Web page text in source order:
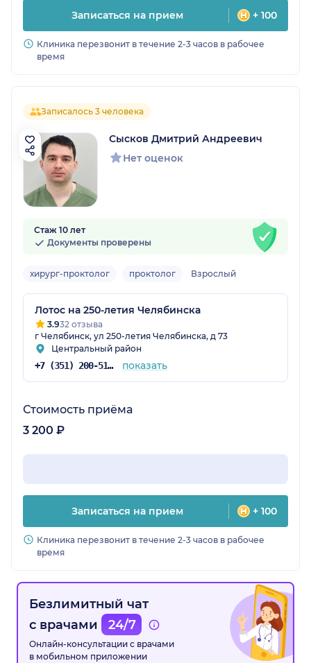
Записаться на прием + 100
Клиника перезвонит в течение 2-3 часов в рабочее
время
Записалось 3 человека
Сысков Дмитрий Андреевич
Нет оценок
Стаж 10 лет
Документы проверены
хирург-проктолог проктолог Взрослый
Лотос на 250-летия Челябинска
3.932 отзыва
г Челябинск, ул 250-летия Челябинска, д 73
Центральный район
+7 (351) 200-51-58 показать
Стоимость приёма
3 200 ₽
Записаться на прием + 100
Клиника перезвонит в течение 2-3 часов в рабочее
время
Безлимитный чат
с врачами
24/7
Онлайн-консультации с врачами
в мобильном приложении